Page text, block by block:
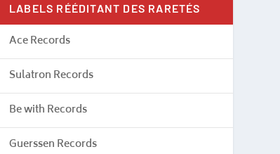
LABELS RÉÉDITANT DES RARETÉS
Ace Records
Sulatron Records
Be with Records
Guerssen Records